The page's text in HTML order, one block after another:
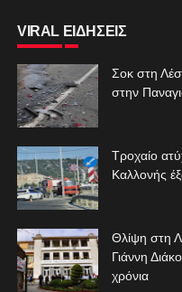
VIRAL ΕΙΔΗΣΕΙΣ
Σοκ στη
στην
Τροχαίο
Καλλονής
Θλίψη στη
Γιάννη
χρόνια